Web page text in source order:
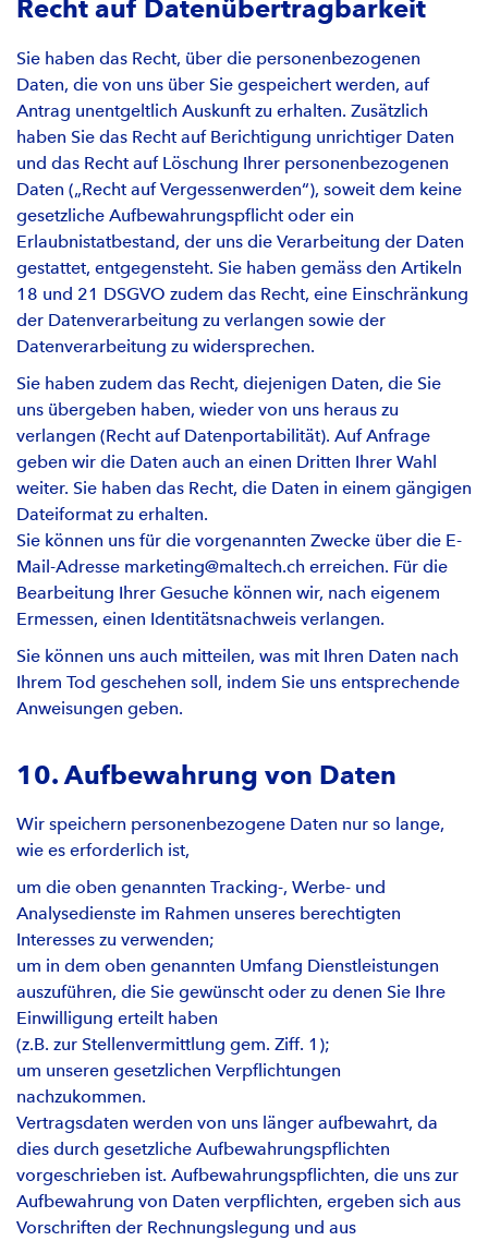
Recht auf Datenübertragbarkeit
Sie haben das Recht, über die personenbezogenen
Daten, die von uns über Sie gespeichert werden, auf
Antrag unentgeltlich Auskunft zu erhalten. Zusätzlich
haben Sie das Recht auf Berichtigung unrichtiger Daten
und das Recht auf Löschung Ihrer personenbezogenen
Daten („Recht auf Vergessenwerden“), soweit dem keine
gesetzliche Aufbewahrungspflicht oder ein
Erlaubnistatbestand, der uns die Verarbeitung der Daten
gestattet, entgegensteht. Sie haben gemäss den Artikeln
18 und 21 DSGVO zudem das Recht, eine Einschränkung
der Datenverarbeitung zu verlangen sowie der
Datenverarbeitung zu widersprechen.
Sie haben zudem das Recht, diejenigen Daten, die Sie
uns übergeben haben, wieder von uns heraus zu
verlangen (Recht auf Datenportabilität). Auf Anfrage
geben wir die Daten auch an einen Dritten Ihrer Wahl
weiter. Sie haben das Recht, die Daten in einem gängigen
Dateiformat zu erhalten.
Sie können uns für die vorgenannten Zwecke über die E-
Mail-Adresse marketing@maltech.ch erreichen. Für die
Bearbeitung Ihrer Gesuche können wir, nach eigenem
Ermessen, einen Identitätsnachweis verlangen.
Sie können uns auch mitteilen, was mit Ihren Daten nach
Ihrem Tod geschehen soll, indem Sie uns entsprechende
Anweisungen geben.
10. Aufbewahrung von Daten
Wir speichern personenbezogene Daten nur so lange,
wie es erforderlich ist,
um die oben genannten Tracking-, Werbe- und
Analysedienste im Rahmen unseres berechtigten
Interesses zu verwenden;
um in dem oben genannten Umfang Dienstleistungen
auszuführen, die Sie gewünscht oder zu denen Sie Ihre
Einwilligung erteilt haben
(z.B. zur Stellenvermittlung gem. Ziff. 1);
um unseren gesetzlichen Verpflichtungen
nachzukommen.
Vertragsdaten werden von uns länger aufbewahrt, da
dies durch gesetzliche Aufbewahrungspflichten
vorgeschrieben ist. Aufbewahrungspflichten, die uns zur
Aufbewahrung von Daten verpflichten, ergeben sich aus
Vorschriften der Rechnungslegung und aus